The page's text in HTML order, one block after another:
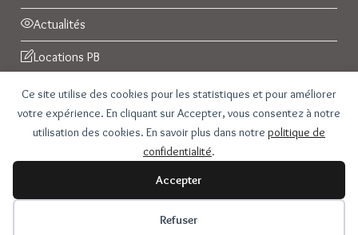
Ce site utilise des cookies pour les statistiques et pour améliorer
votre expérience. En cliquant sur Accepter, vous consentez à notre
utilisation des cookies. En savoir plus dans notre politique de
confidentialité.
Accepter
Refuser
Actualités
Locations PB
Réservations
Galerie Photos